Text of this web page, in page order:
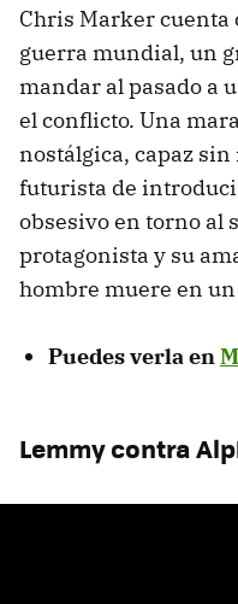
Chris Marker cuenta
guerra mundial, un
mandar al pasado a
el conflicto. Una
nostálgica, capaz
futurista de
obsesivo en torno al
protagonista y su
hombre muere en
Puedes verla en
Lemmy contra